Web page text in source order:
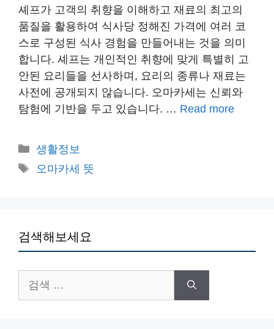
셰프가 고객의 취향을 이해하고 재료의 최고의
품질을 활용하여 식사당 정해진 가격에 여러 코
스로 구성된 식사 경험을 만들어내는 것을 의미
합니다. 셰프는 개인적인 취향에 맞게 특별히 고
안된 요리들을 선사하며, 요리의 종류나 재료는
사전에 공개되지 않습니다. 오마카세는 신뢰와
탐험에 기반을 두고 있습니다. … Read more
카
테
생활정보
태
오마카세 뜻
검색해보세요
색: